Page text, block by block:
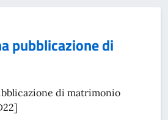
pubblicazione di
di matrimonio